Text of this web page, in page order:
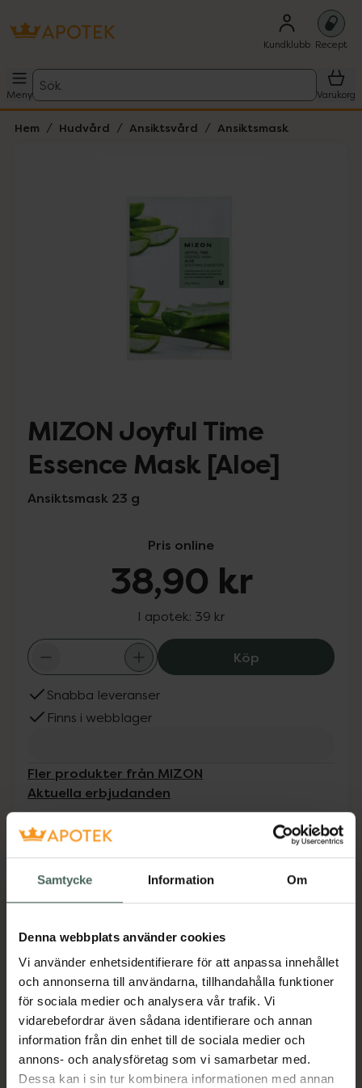
Samtycke Information Om
Denna webbplats använder cookies
Vi använder enhetsidentifierare för att anpassa innehållet
och annonserna till användarna, tillhandahålla funktioner
för sociala medier och analysera vår trafik. Vi
vidarebefordrar även sådana identifierare och annan
information från din enhet till de sociala medier och
annons- och analysföretag som vi samarbetar med.
Dessa kan i sin tur kombinera informationen med annan
Kundklubb Recept
Meny
Sök
Varukorg
Hem Hudvård Ansiktsvård Ansiktsmask
MIZON Joyful Time
Essence Mask [Aloe]
Ansiktsmask 23 g
Pris online
38,90 kr
I apotek: 39 kr
KöpMIZON Joyful
Snabba leveranser
Finns i webblager
Fler produkter från MIZON
Aktuella erbjudanden
Beskrivning Dölj
Face Mask
Den effektivt fuktgivande tygmasken
hudens rodnad och irritabilitet.
Jämförpris 1,70 kr/g
EAN:
08809663752255
Kategorier:
AnsiktsmaskAnsiktsvård HudvårdK-Beauty